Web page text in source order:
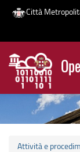
Salta
contenuto
principale
Città
News
Attività e